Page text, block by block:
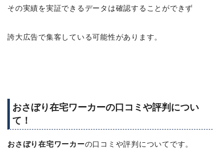
その実績を実証できるデータは確認することができず
誇大広告で集客している可能性があります。
おさぼり在宅ワーカーの口コミや評判につい
て！
おさぼり在宅ワーカーの口コミや評判についてです。